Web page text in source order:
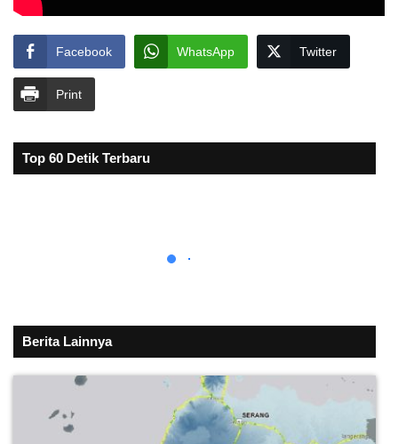
Facebook WhatsApp Twitter
Print
Top 60 Detik Terbaru
Berita Lainnya